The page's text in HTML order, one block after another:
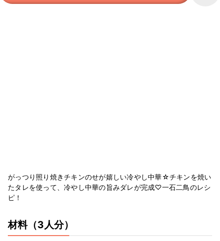
がっつり照り焼きチキンのせが嬉しい冷やし中華☆チキンを焼い
たタレを使って、冷やし中華の旨みダレが完成♡一石二鳥のレシ
ピ！
材料（3人分）